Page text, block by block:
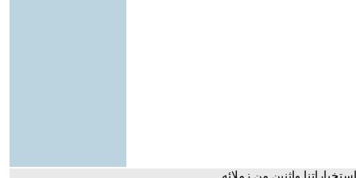
واثنين من زملائه